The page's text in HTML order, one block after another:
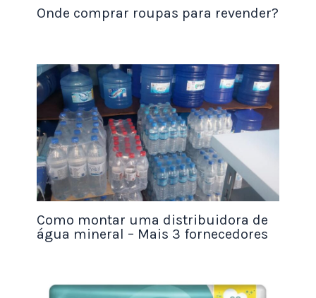
Preparo do Molde:Caso utilizemoldes de
Onde comprar roupas para revender?
Como montar uma distribuidora de
água mineral – Mais 3 fornecedores